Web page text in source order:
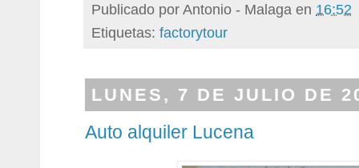
Publicado porAntonio - Malaga en 16:52
Etiquetas: factorytour
LUNES, 7 DE JULIO DE
Auto alquiler Lucena